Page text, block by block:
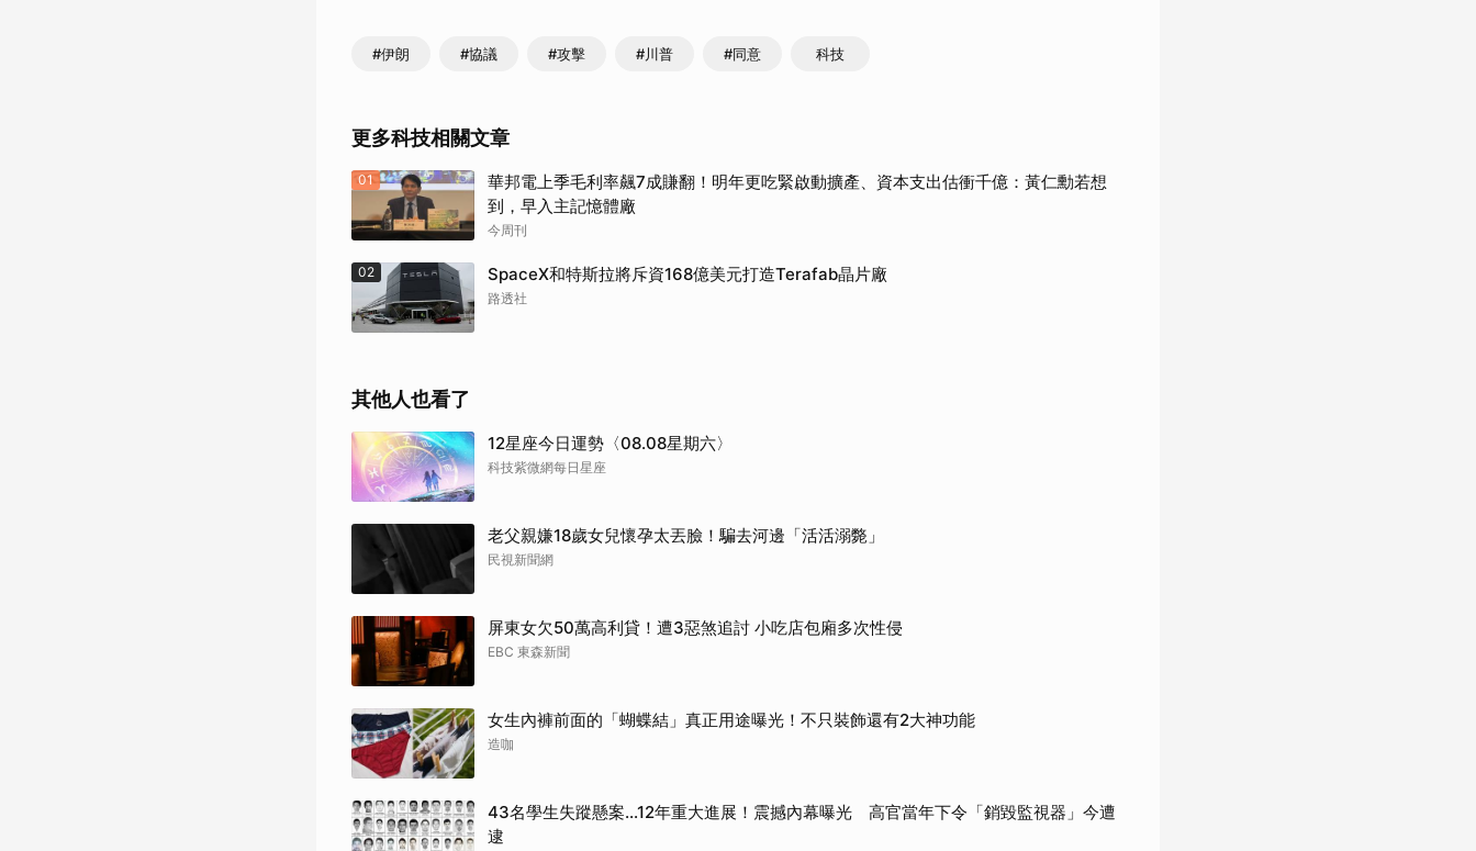
#伊朗 #協議 #攻擊 #川普 #同意 科技
更多科技相關文章
01
華邦電上季毛利率飆7成賺翻！明年更吃緊啟動擴產、資本支出估衝千億：黃仁勳若想
到，早入主記憶體廠
今周刊
02 SpaceX和特斯拉將斥資168億美元打造Terafab晶片廠
路透社
其他人也看了
12星座今日運勢〈08.08星期六〉
科技紫微網每日星座
老父親嫌18歲女兒懷孕太丟臉！騙去河邊「活活溺斃」
民視新聞網
屏東女欠50萬高利貸！遭3惡煞追討 小吃店包廂多次性侵
EBC 東森新聞
女生內褲前面的「蝴蝶結」真正用途曝光！不只裝飾還有2大神功能
造咖
43名學生失蹤懸案...12年重大進展！震撼內幕曝光 高官當年下令「銷毀監視器」今遭
逮